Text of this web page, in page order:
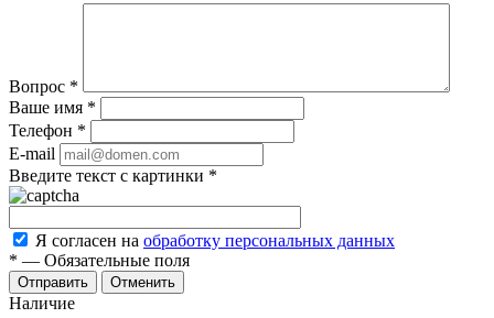
Вопрос *
Ваше имя *
Телефон *
E-mail
Введите текст с картинки *
Я согласен на обработку персональных данных
* — Обязательные поля
Отменить
Наличие